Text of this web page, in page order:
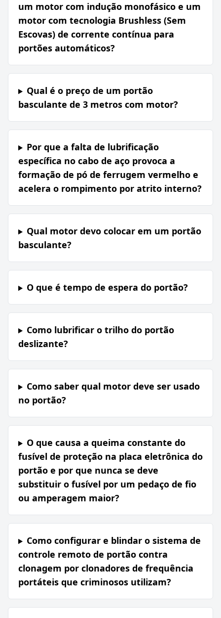
um motor com indução monofásico e um
motor com tecnologia Brushless (Sem
Escovas) de corrente contínua para
portões automáticos?
Qual é o preço de um portão
basculante de 3 metros com motor?
Por que a falta de lubrificação
específica no cabo de aço provoca a
formação de pó de ferrugem vermelho e
acelera o rompimento por atrito interno?
Qual motor devo colocar em um portão
basculante?
O que é tempo de espera do portão?
Como lubrificar o trilho do portão
deslizante?
Como saber qual motor deve ser usado
no portão?
O que causa a queima constante do
fusível de proteção na placa eletrônica do
portão e por que nunca se deve
substituir o fusível por um pedaço de fio
ou amperagem maior?
Como configurar e blindar o sistema de
controle remoto de portão contra
clonagem por clonadores de frequência
portáteis que criminosos utilizam?